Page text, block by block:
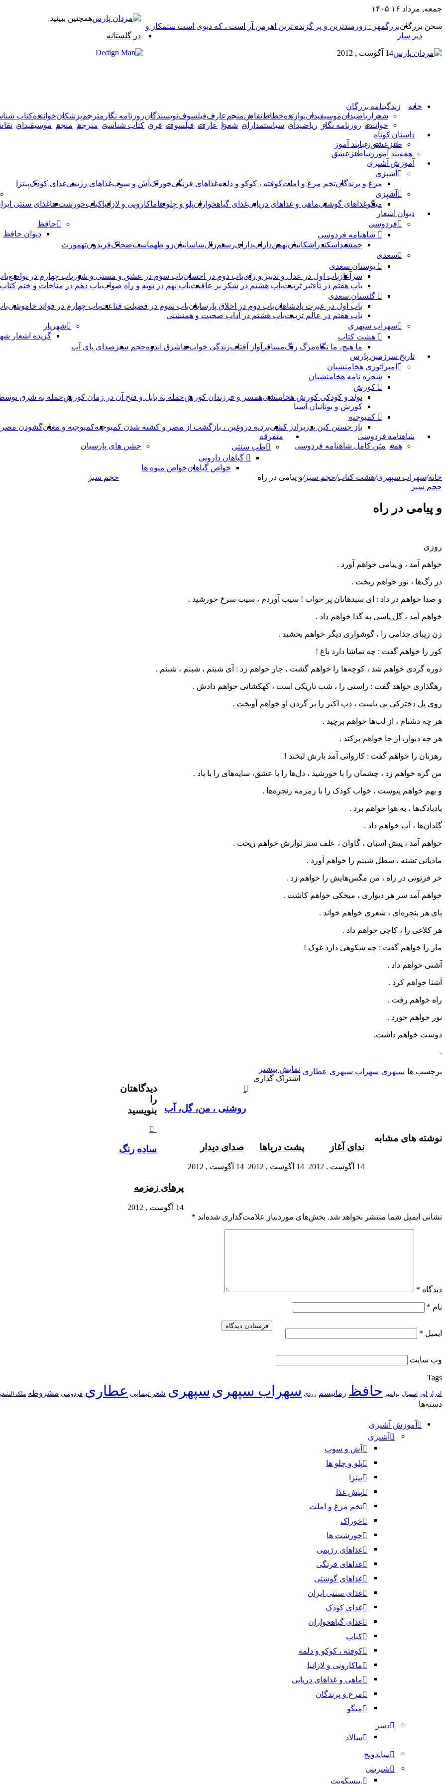
جمعه, مرداد ۱۶ ۱۴۰۵
سخن بزرگانبزرگمهر : زورمندترین و پر گزنده ترین اهرمن آز است ، که دیوی است ستمکار و
دیر ساز
خانه زندگینامه بزرگان
شعرا ریاضیدانموسیقیداننوازندهخطاطنقاشمنجم عارففیلسوفنویسندگانروزنامه نگار مترجمپزشکانخوانندهکتاب
خواننده روزنامه نگار ریاضیدان سیاستمداران شعرا عارف فیلسوف قرن کتاب شناسی مترجم منجم موسیقیدان
داستان کوتاه
طنز عشقزیباپند آموز
همهپند آموز زیباطنز عشق
آموزش آشپزی
آشپزی
مرغ و پرندگانتخم مرغ و املتکوفته ، کوکو و دلمهغذاهای فرنگیخوراک آش و سوپغذاهای رژیمیغذای کودکپیتزا
آشپزی
میگوغذاهای گوشتیماهی و غذاهای دریاییغذای گیاهخوارانپلو و چلو هاماکارونی و لازانیاکبابخورشت هاغذای سنتی
دیوان اشعار
فردوسی
شاهنامه فردوسی
جمشید اسکندر اشکانیانبهمندارابدارایرستمزالساسانیانزو طهماسپ‏ضحاکفریدونتهمورث
حافظ
دیوان حافظ
سعدی
بوستان سعدی
سرآغاز باب اول در عدل و تدبیر و رایباب دوم در احسانباب سوم در عشق و مستی و شور باب چهارم در تواضع
باب هفتم در تاءثیر تربیتباب هشتم در شکر بر عافیتباب نهم در توبه و راه صوابباب دهم در مناجات و ختم کتاب
گلستان سعدی
باب اول در عبرت پادشاهانباب دوم در اخلاق پارسایانباب سوم در فضیلت قناعتباب چهارم در فواید خاموشى
باب هفتم در عالم تربیتباب هشتم در آداب صحبت و همنشنى
سهراب سپهری
هشت کتاب
ما هیچ، ما نگاهمرگ رنگمسافر آواز آفتابزندگی خواب هاشرق اندوهحجم سبز صدای پای آب
شهریار
گزیده اشعار
تاریخ سرزمین پارس
امپراتوری هخامنشیان
شجره نامه هخامنشیان
کورش
تولد و کودکی کورش هخامنشیهمسر و فرزندان کورشحمله به بابل و فتح آن در زمان کورشحمله به شرق
کورش و یونانیان آسیا
کمبوجیه
باز جستن کین پدر برادر کشیبردیه دروغین ، بازگشت از مصر و کشته شدن کمبوجیهکمبوجیه و مغانگشودن مصر
شاهنامه فردوسی
همه متن کامل شاهنامه فردوسی
متفرقه
طب سنتی
گیاهان دارویی
خواص گیاهانخواص میوه ها
جشن های پارسیان
خانه/سهراب سپهری/هشت کتاب/حجم سبز/و پیامی در راه
حجم سبز
و پیامی در راه
روزی
خواهم آمد ، و پیامی خواهم آورد .
در رگ‌ها ، نور خواهم ریخت .
و صدا خواهم در داد : ای سبدهاتان پر خواب ! سیب آوردم ، سیب سرخ خورشید .
خواهم آمد ، گل یاسی به گدا خواهم داد .
زن زیبای جذامی را ، گوشواری دیگر خواهم بخشید .
کور را خواهم گفت : چه تماشا دارد باغ !
دوره گردی خواهم شد ، کوچه‌ها را خواهم گشت ، جار خواهم زد : آی شبنم ، شبنم ، شبنم .
رهگذاری خواهد گفت : راستی را ، شب تاریکی است ، کهکشانی خواهم دادش .
روی پل دخترکی بی پاست ، دب اکبر را بر گردن او خواهم آویخت .
هر چه دشنام ، از لب‌ها خواهم برچید .
هر چه دیوار، از جا خواهم برکند .
رهزنان را خواهم گفت : کاروانی آمد بارش لبخند !
من گره خواهم زد ، چشمان را با خورشید ، دل‌ها را با عشق، سایه‌های را با باد .
و بهم خواهم پیوست ، خواب کودک را با زمزمه زنجره‌ها .
بادبادک‌ها ، به هوا خواهم برد .
گلدان‌ها ، آب خواهم داد .
خواهم آمد ، پیش اسبان ، گاوان ، علف سبز نوازش خواهم ریخت .
مادیانی تشنه ، سطل شبنم را خواهم آورد .
خر فرتوتی در راه ، من مگس‌هایش را خواهم زد .
خواهم آمد سر هر دیواری ، میخکی خواهم کاشت .
پای هر پنجره‌ای ، شعری خواهم خواند .
هر کلاغی را ، کاجی خواهم داد .
مار را خواهم گفت : چه شکوهی دارد غوک !
آشتی خواهم داد .
آشنا خواهم کرد .
راه خواهم رفت .
نور خواهم خورد .
دوست خواهم داشت.
.
برچسب ها سپهری سهراب سپهری عطاری نمایش بیشتر
اشتراک گذاری
بوک
آپ
گذاری
طریق
ایمیل
روشنی ، من، گل، آب
ساده رنگ
نوشته های مشابه
ندای آغاز
14 آگوست , 2012
پشت دریاها
14 آگوست , 2012
صدای دیدار
14 آگوست , 2012
پرهای زمزمه
14 آگوست , 2012
دیدگاهتان
را
بنویسید
نشانی ایمیل شما منتشر نخواهد شد. بخش‌های موردنیاز علامت‌گذاری شده‌اند *
دیدگاه *
نام *
ایمیل *
وب‌ سایت
همچنین ببینید
حجم سبز
در گلستانه
14 آگوست , 2012
Tags
ادرار آور اسهال بواسیر حافظ رماتیسم زردی سهراب سپهری سپهری شعر نیمایی عطاری فردوسی مشروطه ملک
دسته‌ها
آموزش آشپزی
آشپزی
آش و سوپ
پلو و چلو ها
پیتزا
پیش غذا
تخم مرغ و املت
خوراک
خورشت ها
غذاهای رژیمی
غذاهای فرنگی
غذاهای گوشتی
غذای سنتی ایران
غذای کودک
غذای گیاهخواران
کباب
کوفته ، کوکو و دلمه
ماکارونی و لازانیا
ماهی و غذاهای دریایی
مرغ و پرندگان
میگو
دسر
سالاد
ساندویچ
شیرینی
.بیسکویت